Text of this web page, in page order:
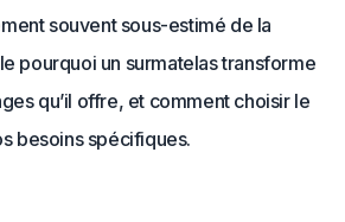
souvent sous-estimé de la
pourquoi un surmatelas transforme
qu’il offre, et comment choisir le
besoins spécifiques.